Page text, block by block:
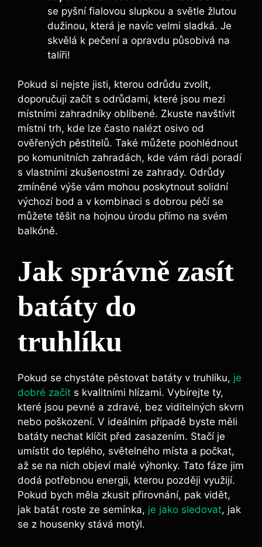
se ⁣pyšní fialovou⁢ slupkou⁤ a světle žlutou
dužinou, která je navíc​ velmi sladká. Je⁣
skvělá k pečení a opravdu působivá na
talíři!
Pokud si nejste⁣ jisti, kterou odrůdu zvolit,
doporučuji začít s odrůdami, které jsou ⁤mezi
‍místními ⁢zahradníky oblíbené.⁢ Zkuste navštívit
místní⁢ trh, kde lze často nalézt osivo od
ověřených pěstitelů. ‍Také můžete poohlédnout
po komunitních zahradách, kde vám rádi poradí
s vlastními zkušenostmi ⁣ze zahrady. Odrůdy
zmíněné výše ​vám⁣ mohou poskytnout solidní
‌výchozí bod a v kombinaci s dobrou péčí se
můžete těšit⁤ na hojnou‌ úrodu přímo na svém
balkóně.
Jak ⁤správně zasít
batáty do⁤
truhlíku
Pokud se chystáte pěstovat batáty v truhlíku, je
dobré začít s kvalitními hlízami. Vybírejte ty,
které ⁤jsou pevné ⁤a zdravé, bez viditelných skvrn
nebo​ poškození. V ideálním případě byste měli
batáty nechat ⁣klíčit před zasazením. Stačí je
umístit do teplého,‌ světelného místa a počkat,
až⁣ se⁣ na nich objeví⁢ malé výhonky. Tato fáze jim
dodá potřebnou energii, kterou ⁣později využijí.
Pokud ⁤bych měla zkusit‌ přirovnání, pak vidět,
jak batát roste ⁢ze semínka, je jako sledovat,​ jak
se z housenky stává ⁢motýl.